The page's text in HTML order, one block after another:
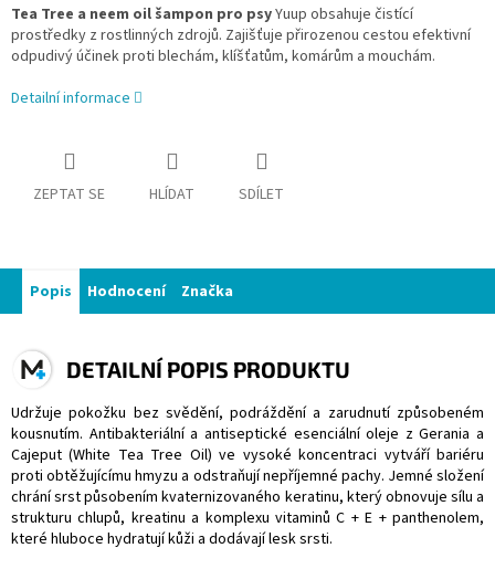
Tea Tree a neem oil šampon pro psyYuup obsahuje čistící
prostředky z rostlinných zdrojů. Zajišťuje přirozenou cestou efektivní
odpudivý účinek proti blechám, klíšťatům, komárům a mouchám.
Detailní informace
ZEPTAT SE HLÍDAT SDÍLET
Popis Hodnocení Značka
DETAILNÍ POPIS PRODUKTU
Udržuje pokožku bez svědění, podráždění a zarudnutí způsobeném
kousnutím. Antibakteriální a antiseptické esenciální oleje z Gerania a
Cajeput (White Tea Tree Oil) ve vysoké koncentraci vytváří bariéru
proti obtěžujícímu hmyzu a odstraňují nepříjemné pachy. Jemné složení
chrání srst působením kvaternizovaného keratinu, který obnovuje sílu a
strukturu chlupů, kreatinu a komplexu vitaminů C + E + panthenolem,
které hluboce hydratují kůži a dodávají lesk srsti.